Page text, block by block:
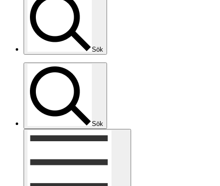
Sök
Sök